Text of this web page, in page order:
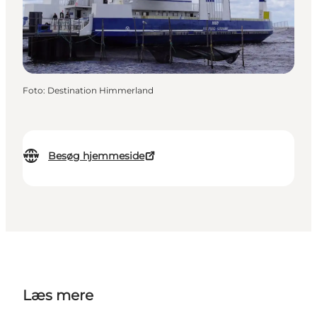
Besøg hjemmeside
Foto: Destination Himmerland
Læs mere